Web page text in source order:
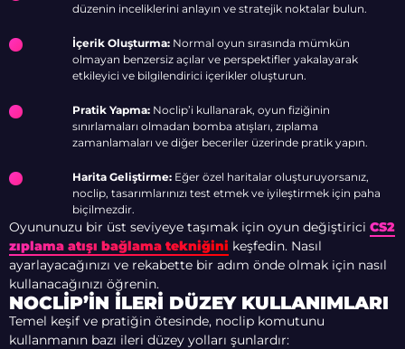
düzenin inceliklerini anlayın ve stratejik noktalar bulun.
İçerik Oluşturma: Normal oyun sırasında mümkün
olmayan benzersiz açılar ve perspektifler yakalayarak
etkileyici ve bilgilendirici içerikler oluşturun.
Pratik Yapma: Noclip’i kullanarak, oyun fiziğinin
sınırlamaları olmadan bomba atışları, zıplama
zamanlamaları ve diğer beceriler üzerinde pratik yapın.
Harita Geliştirme: Eğer özel haritalar oluşturuyorsanız,
noclip, tasarımlarınızı test etmek ve iyileştirmek için paha
biçilmezdir.
Oyununuzu bir üst seviyeye taşımak için oyun değiştirici CS2
zıplama atışı bağlama tekniğini keşfedin. Nasıl
ayarlayacağınızı ve rekabette bir adım önde olmak için nasıl
kullanacağınızı öğrenin.
NOCLIP’IN İLERI DÜZEY KULLANIMLARI
Temel keşif ve pratiğin ötesinde, noclip komutunu
kullanmanın bazı ileri düzey yolları şunlardır: